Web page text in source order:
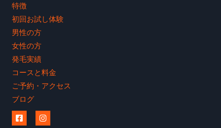
特徴
初回お試し体験
男性の方
女性の方
発毛実績
コースと料金
ご予約・アクセス
ブログ